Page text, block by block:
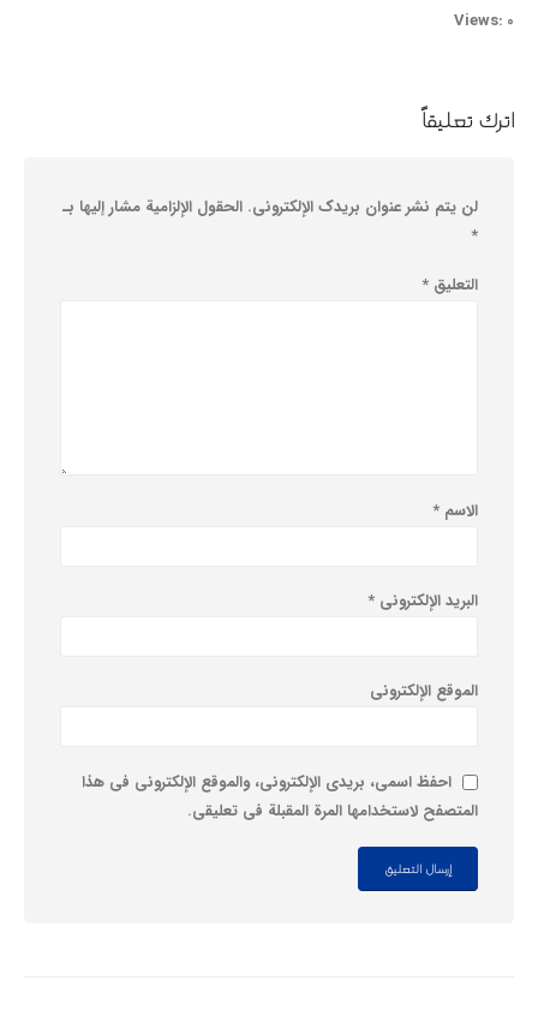
Views: 0
اترك تعليقاً
لن يتم نشر عنوان بريدك الإلكتروني. الحقول الإلزامية مشار إليها بـ
*
التعليق *
الاسم *
البريد الإلكتروني *
الموقع الإلكتروني
احفظ اسمي، بريدي الإلكتروني، والموقع الإلكتروني في هذا
المتصفح لاستخدامها المرة المقبلة في تعليقي.